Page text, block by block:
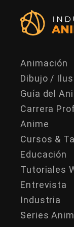
Animación
Dibujo /
Guía del
Carrera
Anime
Cursos &
Educación
Tutoriales
Entrevista
Industria
Series